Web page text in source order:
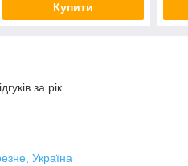
Купити
за рік
Україна